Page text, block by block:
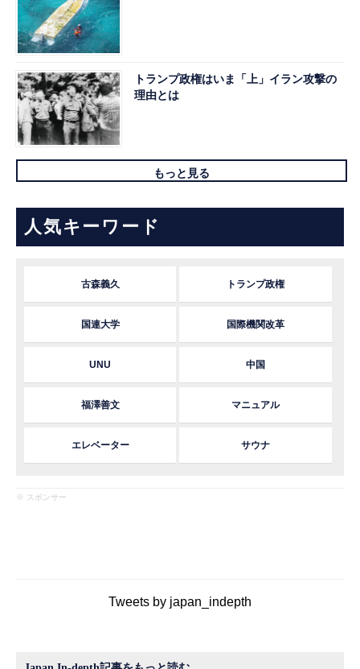
トランプ政権はいま「上」イラン攻撃の
理由とは
もっと見る
人気キーワード
古森義久 トランプ政権
国連大学 国際機関改革
UNU 中国
福澤善文 マニュアル
エレベーター サウナ
※ スポンサー
Tweets by japan_indepth